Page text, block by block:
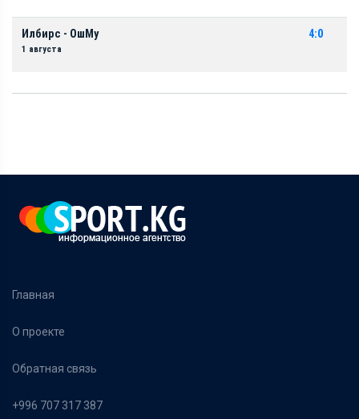
Илбирс - ОшМу
1 августа
4:0
Главная
О проекте
Обратная связь
+996 707 317 387